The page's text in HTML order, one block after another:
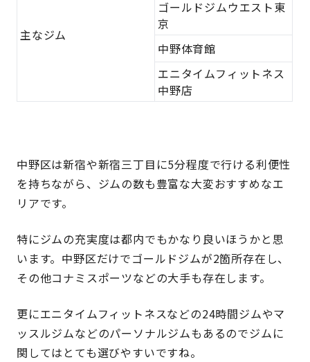
主なジム
ゴールドジムウエスト東
京
中野体育館
エニタイムフィットネス
中野店
中野区は新宿や新宿三丁目に5分程度で行ける利便性
を持ちながら、ジムの数も豊富な大変おすすめなエ
リアです。
特にジムの充実度は都内でもかなり良いほうかと思
います。中野区だけでゴールドジムが2箇所存在し、
その他コナミスポーツなどの大手も存在します。
更にエニタイムフィットネスなどの24時間ジムやマ
ッスルジムなどのパーソナルジムもあるのでジムに
関してはとても選びやすいですね。